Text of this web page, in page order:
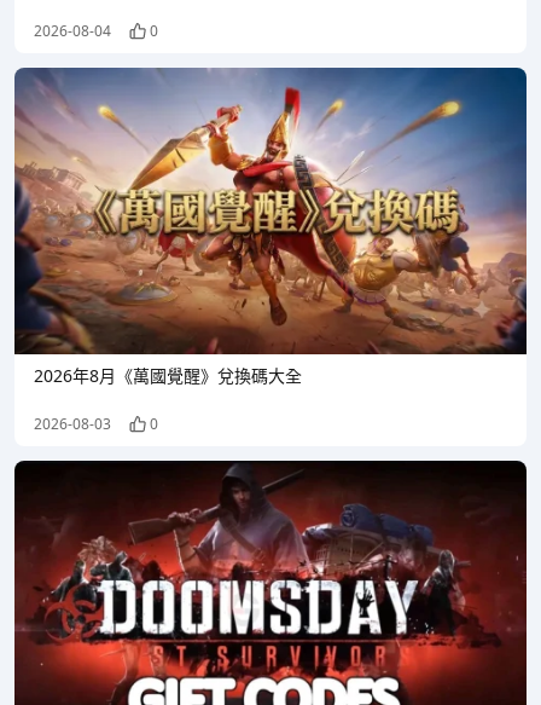
2026-08-04 0
2026年8月《萬國覺醒》兌換碼大全
2026-08-03 0